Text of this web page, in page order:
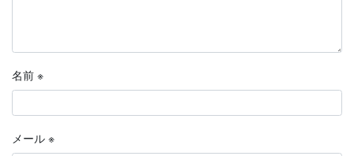
名前 ※
メール ※